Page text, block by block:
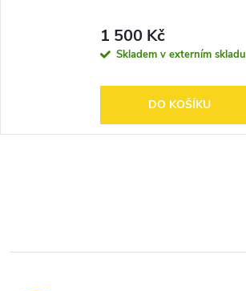
1 500 Kč
Skladem v externím skladu
DO KOŠÍKU